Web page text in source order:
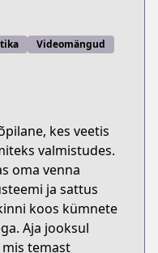
Videomängud
kes veetis
valmistudes.
oma venna
ja sattus
koos kümnete
Aja jooksul
temast